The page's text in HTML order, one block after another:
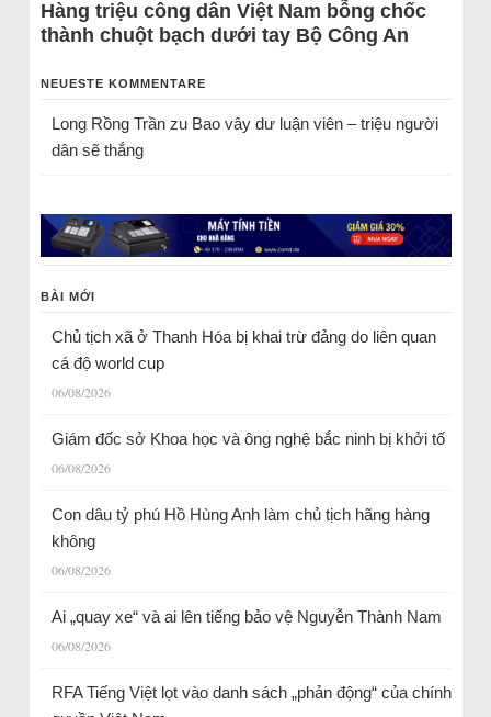
Hàng triệu công dân Việt Nam bỗng chốc
thành chuột bạch dưới tay Bộ Công An
NEUESTE KOMMENTARE
Long Rồng Trầnzu Bao vây dư luận viên – triệu người
dân sẽ thắng
BÀI MỚI
Chủ tịch xã ở Thanh Hóa bị khai trừ đảng do liên quan
cá độ world cup
06/08/2026
Giám đốc sở Khoa học và ông nghệ bắc ninh bị khởi tố
06/08/2026
Con dâu tỷ phú Hồ Hùng Anh làm chủ tịch hãng hàng
không
06/08/2026
Ai „quay xe“ và ai lên tiếng bảo vệ Nguyễn Thành Nam
06/08/2026
RFA Tiếng Việt lọt vào danh sách „phản động“ của chính